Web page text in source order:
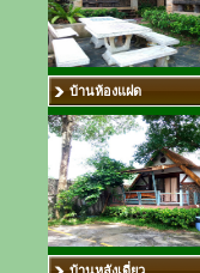
บ้านห้องแฝด